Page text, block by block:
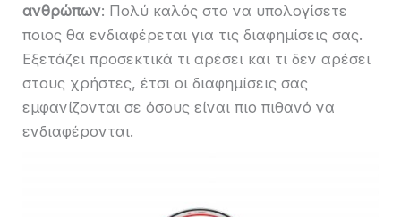
ανθρώπων: Πολύ καλός στο να υπολογίσετε
ποιος θα ενδιαφέρεται για τις διαφημίσεις σας.
Εξετάζει προσεκτικά τι αρέσει και τι δεν αρέσει
στους χρήστες, έτσι οι διαφημίσεις σας
εμφανίζονται σε όσους είναι πιο πιθανό να
ενδιαφέρονται.